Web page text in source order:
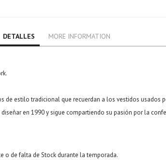
DETALLES
estilo tradicional que recuerdan a los vestidos usados
en 1990 y sigue compartiendo su pasión por la
o de falta de Stock durante la temporada.
MORE INFORMATION